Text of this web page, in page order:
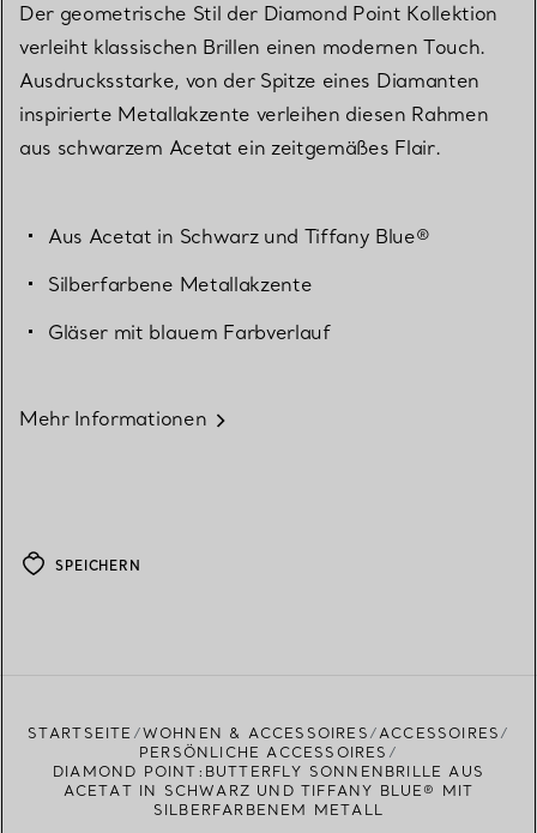
Der geometrische Stil der Diamond Point Kollektion
verleiht klassischen Brillen einen modernen Touch.
Ausdrucksstarke, von der Spitze eines Diamanten
inspirierte Metallakzente verleihen diesen Rahmen
aus schwarzem Acetat ein zeitgemäßes Flair.
Aus Acetat in Schwarz und Tiffany Blue®
Silberfarbene Metallakzente
Gläser mit blauem Farbverlauf
Mehr Informationen
SPEICHERN
STARTSEITE WOHNEN & ACCESSOIRES
ACCESSOIRES
PERSÖNLICHE ACCESSOIRES
DIAMOND POINT:BUTTERFLY SONNENBRILLE AUS
ACETAT IN SCHWARZ UND TIFFANY BLUE® MIT
SILBERFARBENEM METALL